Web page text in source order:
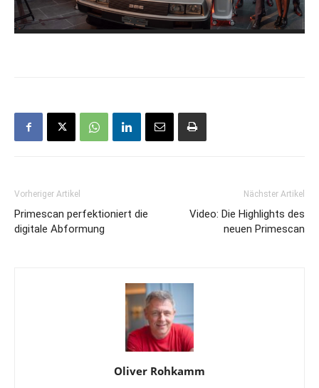
Vorheriger Artikel
Primescan perfektioniert die
digitale Abformung
Nächster Artikel
Video: Die Highlights des
neuen Primescan
Oliver Rohkamm